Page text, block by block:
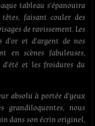
tableau s’épanouira
faisant couler des
de ravissement. Les
d’or et d’argent de nos
en scènes fabuleuses,
et les froidures du
absolu à portée d’yeux
grandiloquentes, nous
dans son écrin originel,